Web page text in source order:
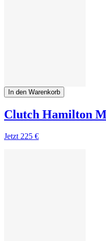
In den Warenkorb
Clutch Hamilton
Jetzt 225 €